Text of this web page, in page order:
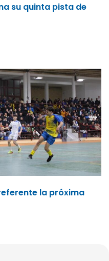
su quinta pista de
la próxima